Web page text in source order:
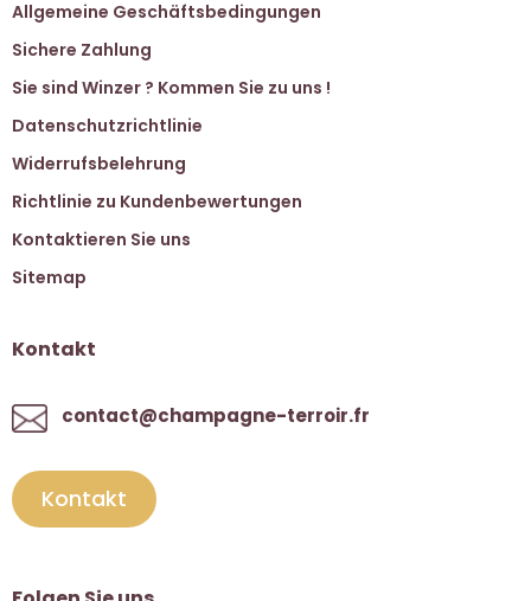
Allgemeine Geschäftsbedingungen
Sichere Zahlung
Sie sind Winzer ? Kommen Sie zu uns !
Datenschutzrichtlinie
Widerrufsbelehrung
Richtlinie zu Kundenbewertungen
Kontaktieren Sie uns
Sitemap
Kontakt
contact@champagne-terroir.fr
Kontakt